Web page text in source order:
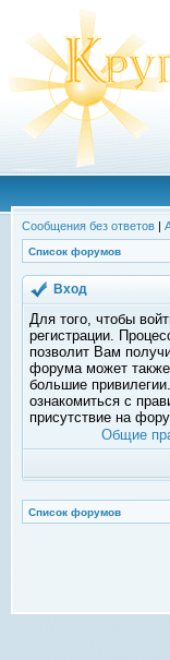
Сообщения без ответов |
Список форумов
Вход
Для того, чтобы
регистрации.
позволит Вам
форума может также
большие
ознакомиться с
присутствие на
Общие
Список форумов